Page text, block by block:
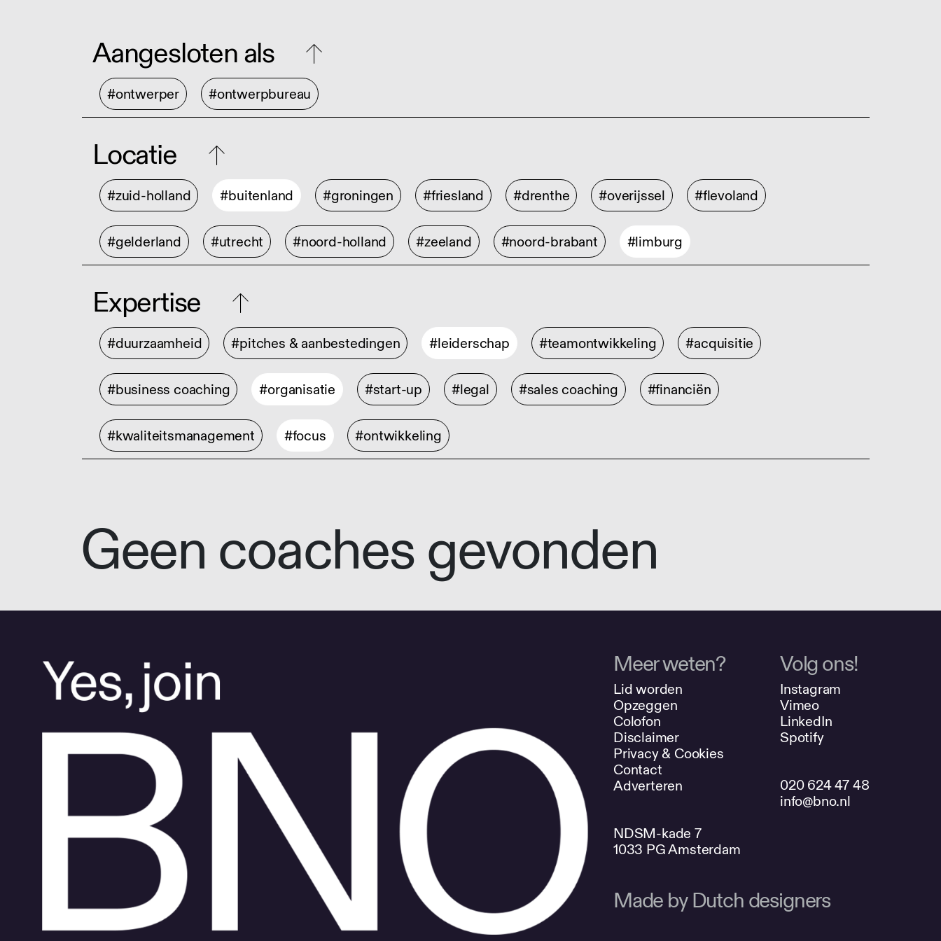
Aangesloten als
#ontwerper #ontwerpbureau
Locatie
#zuid-holland #buitenland #groningen #friesland #drenthe #overijssel #flevoland
#gelderland #utrecht #noord-holland #zeeland #noord-brabant #limburg
Expertise
#duurzaamheid #pitches & aanbestedingen #leiderschap #teamontwikkeling #acquisitie
#business coaching #organisatie #start-up #legal #sales coaching #financiën
#kwaliteitsmanagement #focus #ontwikkeling
Geen coaches gevonden
Meer weten?
Lid worden
Opzeggen
Colofon
Disclaimer
Privacy & Cookies
Contact
Adverteren
NDSM-kade 7
1033 PG Amsterdam
Volg ons!
Instagram
Vimeo
LinkedIn
Spotify
020 624 47 48
info@bno.nl
Made by Dutch designers